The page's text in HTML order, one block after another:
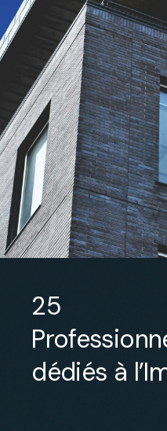
25
dédiés à